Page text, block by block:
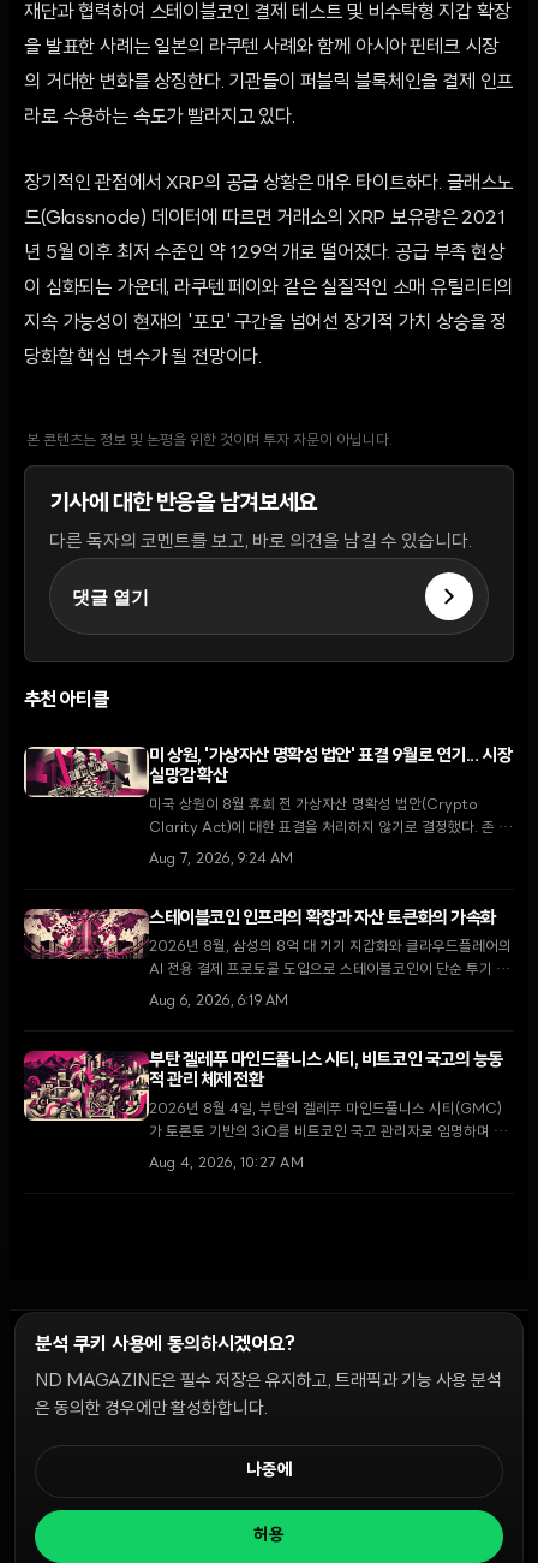
재단과 협력하여 스테이블코인 결제 테스트 및 비수탁형 지갑 확장
을 발표한 사례는 일본의 라쿠텐 사례와 함께 아시아 핀테크 시장
의 거대한 변화를 상징한다. 기관들이 퍼블릭 블록체인을 결제 인프
라로 수용하는 속도가 빨라지고 있다.
장기적인 관점에서 XRP의 공급 상황은 매우 타이트하다. 글래스노
드(Glassnode) 데이터에 따르면 거래소의 XRP 보유량은 2021
년 5월 이후 최저 수준인 약 129억 개로 떨어졌다. 공급 부족 현상
이 심화되는 가운데, 라쿠텐 페이와 같은 실질적인 소매 유틸리티의
지속 가능성이 현재의 '포모' 구간을 넘어선 장기적 가치 상승을 정
당화할 핵심 변수가 될 전망이다.
본 콘텐츠는 정보 및 논평을 위한 것이며 투자 자문이 아닙니다.
기사에 대한 반응을 남겨보세요
다른 독자의 코멘트를 보고, 바로 의견을 남길 수 있습니다.
댓글 열기
추천 아티클
미 상원, '가상자산 명확성 법안' 표결 9월로 연기... 시장
실망감 확산
미국 상원이 8월 휴회 전 가상자산 명확성 법안(Crypto
Clarity Act)에 대한 표결을 처리하지 않기로 결정했다. 존 튠
다수당 원내대표는 9월 복귀 후 최우선 과제로 다룰 것을 약속
Aug 7, 2026, 9:24 AM
스테이블코인 인프라의 확장과 자산 토큰화의 가속화
2026년 8월, 삼성의 8억 대 기기 지갑화와 클라우드플레어의
AI 전용 결제 프로토콜 도입으로 스테이블코인이 단순 투기 수
단을 넘어 글로벌 디지털 경제의 핵심 인프라로 자리 잡고 있
Aug 6, 2026, 6:19 AM
부탄 겔레푸 마인드풀니스 시티, 비트코인 국고의 능동
적 관리 체제 전환
2026년 8월 4일, 부탄의 겔레푸 마인드풀니스 시티(GMC)
가 토론토 기반의 3iQ를 비트코인 국고 관리자로 임명하며 단
순 보유에서 능동적 운용으로 전략을 전환했다. 이는 국왕의 1
Aug 4, 2026, 10:27 AM
윤리 원칙 Discord 봇캠페인 가이드커뮤니티 랭킹
쿠키 설정
공시 및 정책:
분석 쿠키 사용에 동의하시겠어요?
ND MAGAZINE은 필수 저장은 유지하고, 트래픽과 기능 사용 분석
은 동의한 경우에만 활성화합니다.
나중에
허용